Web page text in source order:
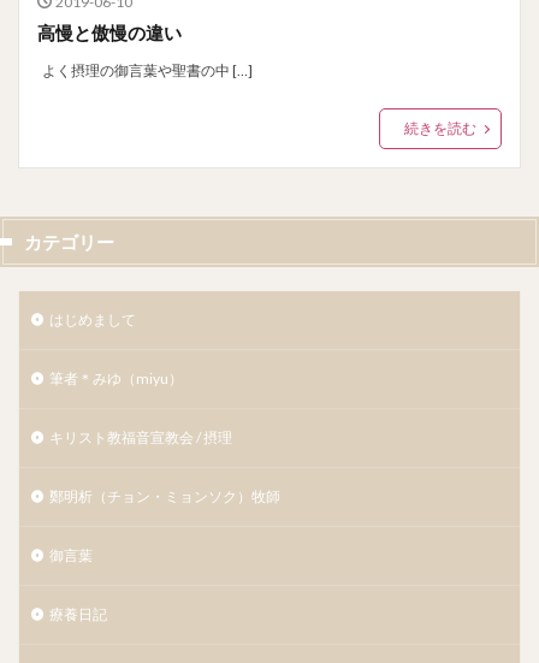
高慢と傲慢の違い
よく摂理の御言葉や聖書の中 […]
続きを読む
カテゴリー
はじめまして
筆者＊みゆ（miyu）
キリスト教福音宣教会 / 摂理
鄭明析（チョン・ミョンソク）牧師
御言葉
療養日記